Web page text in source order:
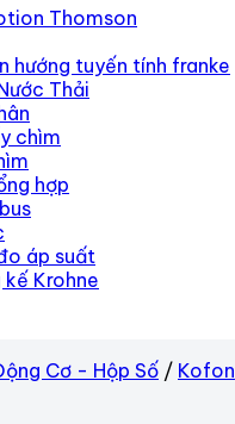
Thomson
hướng tuyến tính franke
Thải
chìm
hợp
áp suất
kế Krohne
Cơ - Hộp Số / Kofon